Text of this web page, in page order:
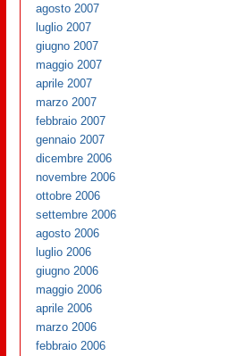
agosto 2007
luglio 2007
giugno 2007
maggio 2007
aprile 2007
marzo 2007
febbraio 2007
gennaio 2007
dicembre 2006
novembre 2006
ottobre 2006
settembre 2006
agosto 2006
luglio 2006
giugno 2006
maggio 2006
aprile 2006
marzo 2006
febbraio 2006